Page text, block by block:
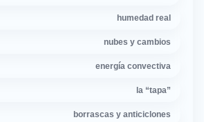
humedad real
nubes y cambios
energía convectiva
la “tapa”
borrascas y anticiclones